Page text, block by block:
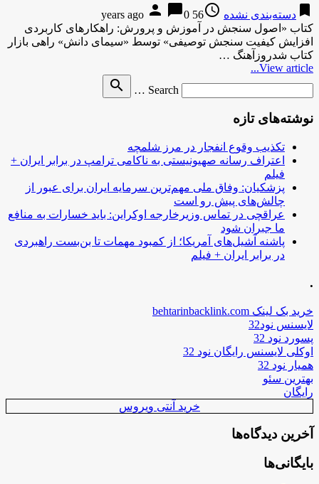
bookmark دسته‌بندی نشده access_time
56 years ago
person chat_bubble0
کتاب «اصول سنجش در آموزش و پرورش: راهکارهای کاربردی
افزایش کیفیت سنجش توصیفی» توسط «سیمای دانش» راهی بازار
کتاب شدروزآهنگ …
View article...
Search …
search
نوشته‌های تازه
تکذیب وقوع انفجار در مرز شلمچه
اعتراف رسانه صهیونیستی به ناکامی ترامپ در برابر ایران +
فیلم
پزشکیان: وفاق ملی مهم‌ترین سرمایه ایران برای عبور از
چالش‌های پیش رو است
عراقچی در تماس وزیرخارجه اوکراین: باید خسارات به منافع
ما جبران شود
پاشنه آشیل‌های آمریکا؛ از کمبود مهمات تا بن‌بست راهبردی
در برابر ایران + فیلم
.
خرید بک لینک behtarinbacklink.com
لایسنس نود32
پسورد نود 32
اوکلی لایسنس رایگان نود 32
همیار نود 32
بهترین سئو
رایگان
خرید آنتی ویروس
آخرین دیدگاه‌ها
بایگانی‌ها